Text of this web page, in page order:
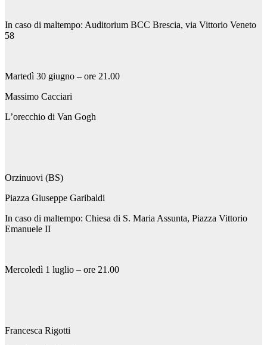
In caso di maltempo: Auditorium BCC Brescia, via Vittorio Veneto
58
Martedì 30 giugno – ore 21.00
Massimo Cacciari
L’orecchio di Van Gogh
Orzinuovi (BS)
Piazza Giuseppe Garibaldi
In caso di maltempo: Chiesa di S. Maria Assunta, Piazza Vittorio
Emanuele II
Mercoledì 1 luglio – ore 21.00
Francesca Rigotti